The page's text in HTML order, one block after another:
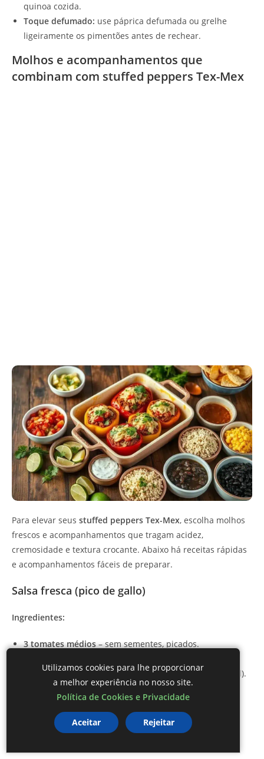
quinoa cozida.
Toque defumado: use páprica defumada ou grelhe
ligeiramente os pimentões antes de rechear.
Molhos e acompanhamentos que
combinam com stuffed peppers Tex-Mex
Para elevar seus stuffed peppers Tex-Mex, escolha molhos
frescos e acompanhamentos que tragam acidez,
cremosidade e textura crocante. Abaixo há receitas rápidas
e acompanhamentos fáceis de preparar.
Salsa fresca (pico de gallo)
Ingredientes:
3 tomates médios– sem sementes, picados.
1 pimenta jalapeño– sem sementes e picada (opcional).
1/2 xícara de coentro– picado.
Suco de 1 limão
– a gosto.
Utilizamos cookies para lhe proporcionar
a melhor experiência no nosso site.
Política de Cookies e Privacidade
Aceitar Rejeitar